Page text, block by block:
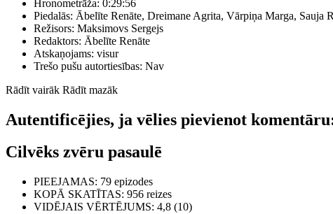
Hronometrāža: 0:29:56
Piedalās: Ābelīte Renāte, Dreimane Agrita, Vārpiņa Marga, Sauja
Režisors: Maksimovs Sergejs
Redaktors: Ābelīte Renāte
Atskaņojams: visur
Trešo pušu autortiesības: Nav
Rādīt vairāk Rādīt mazāk
Autentificējies, ja vēlies pievienot
Cilvēks zvēru pasaulē
PIEEJAMAS: 79 epizodes
KOPĀ SKATĪTAS: 956 reizes
VIDĒJAIS VĒRTĒJUMS: 4,8 (10)